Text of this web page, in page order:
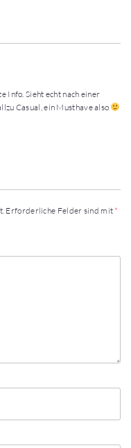
Info. Sieht echt nach einer
Casual, ein Musthave also
Erforderliche Felder sind mit *